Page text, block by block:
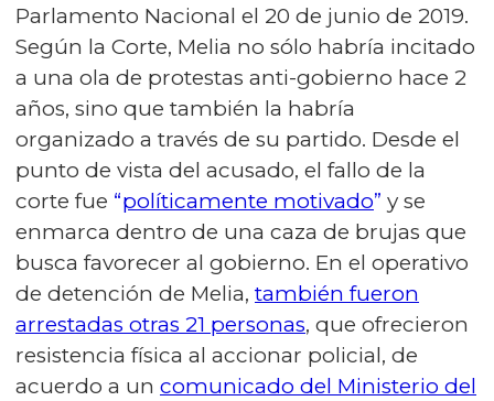
Parlamento Nacional el 20 de junio de 2019.
Según la Corte, Melia no sólo habría incitado
a una ola de protestas anti-gobierno hace 2
años, sino que también la habría
organizado a través de su partido. Desde el
punto de vista del acusado, el fallo de la
corte fue “políticamente motivado” y se
enmarca dentro de una caza de brujas que
busca favorecer al gobierno. En el operativo
de detención de Melia, también fueron
arrestadas otras 21 personas, que ofrecieron
resistencia física al accionar policial, de
acuerdo a un comunicado del Ministerio del